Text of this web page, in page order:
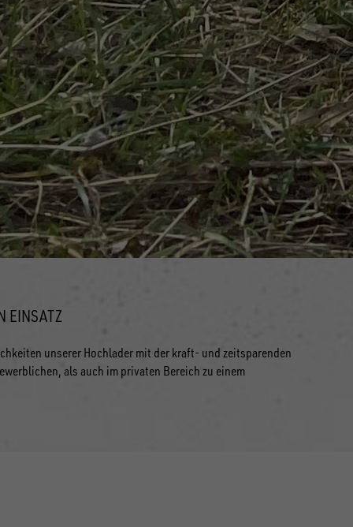
EINSATZ
unserer Hochlader mit der kraft- und zeitsparenden
als auch im privaten Bereich zu einem